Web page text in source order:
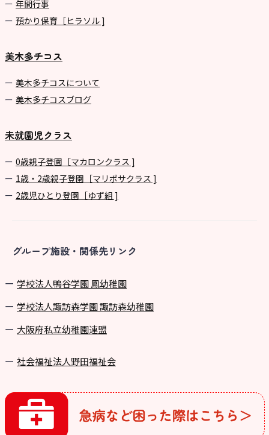
年間⾏事
預かり保育［ヒラソル ]
美木多チコス
美⽊多チコスについて
美⽊多チコスブログ
未就園児クラス
0歳親子登園［マカロンクラス ]
1歳・2歳親子登園［マリポサクラス ]
2歳児ひとり登園［ゆず組 ]
グループ施設・関係先リンク
学校法⼈鴨⾕学園 鳳幼稚園
学校法⼈諏訪森学園 諏訪森幼稚園
⼤阪府私⽴幼稚園連盟
社会福祉法人野田福祉会